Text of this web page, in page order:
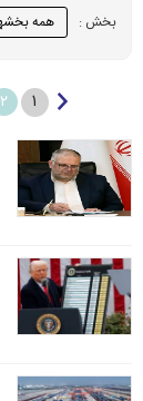
بخش :
۱ ۲